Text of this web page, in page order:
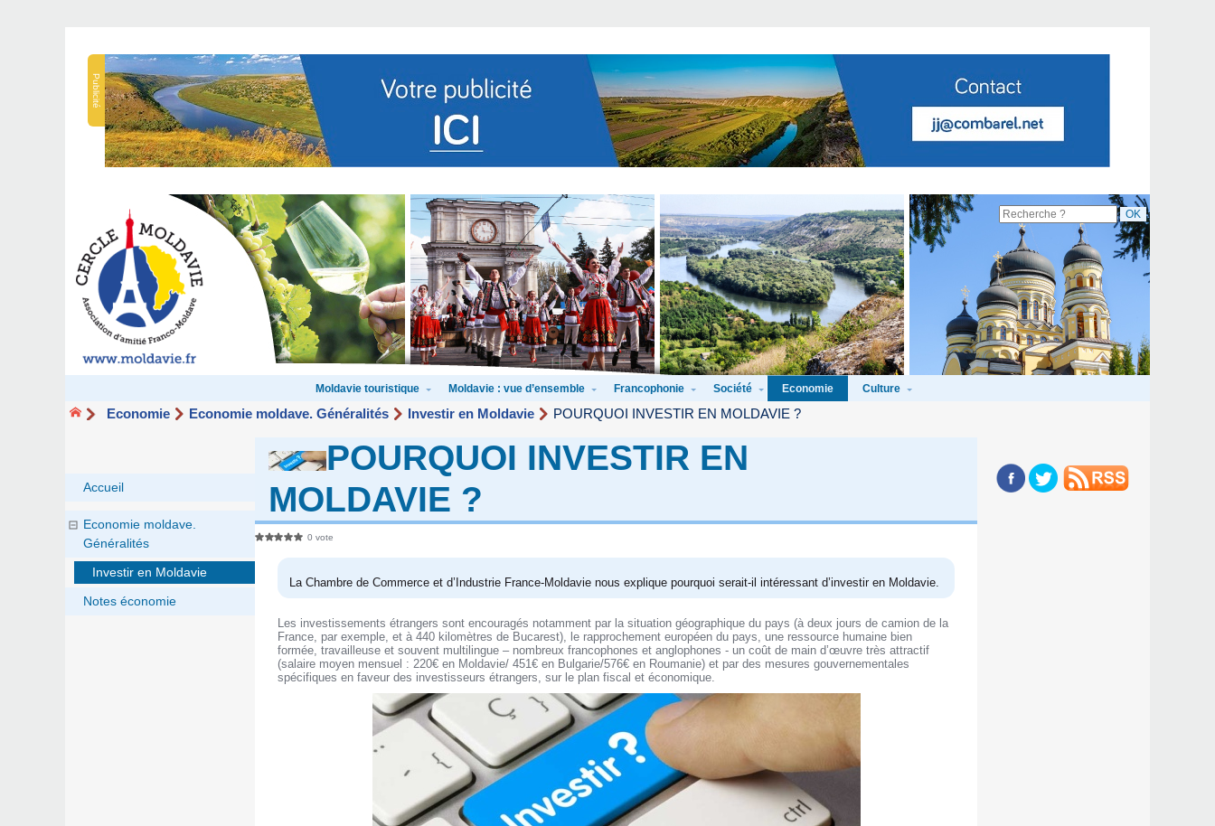
Publicité
Moldavie touristique Moldavie : vue d’ensemble Francophonie Société Economie Culture
Economie Economie moldave. Généralités Investir en Moldavie POURQUOI INVESTIR EN MOLDAVIE ?
POURQUOI INVESTIR EN
MOLDAVIE ?
0 vote
La Chambre de Commerce et d’Industrie France-Moldavie nous explique pourquoi serait-il intéressant d’investir en Moldavie.
Les investissements étrangers sont encouragés notamment par la situation géographique du pays (à deux jours de camion de la
France, par exemple, et à 440 kilomètres de Bucarest), le rapprochement européen du pays, une ressource humaine bien
formée, travailleuse et souvent multilingue – nombreux francophones et anglophones - un coût de main d’œuvre très attractif
(salaire moyen mensuel : 220€ en Moldavie/ 451€ en Bulgarie/576€ en Roumanie) et par des mesures gouvernementales
spécifiques en faveur des investisseurs étrangers, sur le plan fiscal et économique.
Accueil
Economie moldave.
Généralités
Investir en Moldavie
Notes économie